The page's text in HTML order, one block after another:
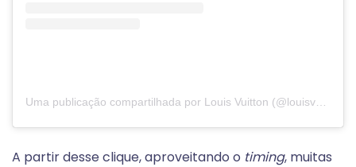
A partir desse clique, aproveitando o timing, muitas